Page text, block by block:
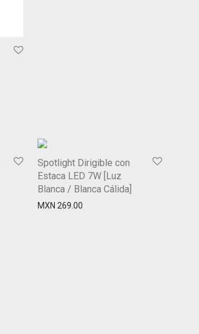
Spotlight Dirigible con
Estaca LED 7W [Luz
Blanca / Blanca Cálida]
MXN 269.00